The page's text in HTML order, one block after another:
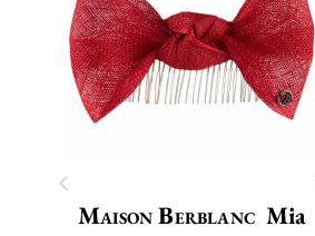
Maison Berblanc Mia